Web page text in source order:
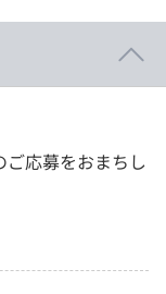
応募をおまちし